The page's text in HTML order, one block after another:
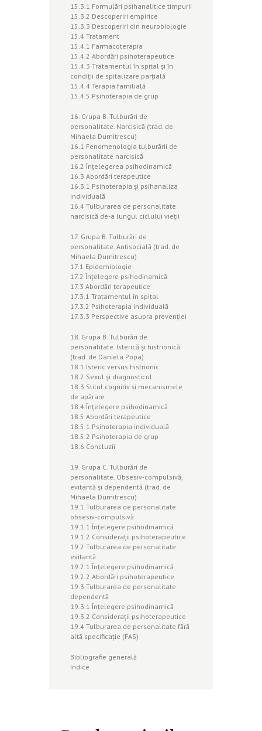
15.3.1 Formulări psihanalitice timpurii
15.3.2 Descoperiri empirice
15.3.3 Descoperiri din neurobiologie
15.4 Tratament
15.4.1 Farmacoterapia
15.4.2 Abordări psihoterapeutice
15.4.3 Tratamentul în spital şi în
condiţii de spitalizare parţială
15.4.4 Terapia familială
15.4.5 Psihoterapia de grup
16. Grupa B. Tulburări de
personalitate. Narcisică (trad. de
Mihaela Dumitrescu)
16.1 Fenomenologia tulburării de
personalitate narcisică
16.2 Înţelegerea psihodinamică
16.3 Abordări terapeutice
16.3.1 Psihoterapia şi psihanaliza
individuală
16.4 Tulburarea de personalitate
narcisică de-a lungul ciclului vieţii
17. Grupa B. Tulburări de
personalitate. Antisocială (trad. de
Mihaela Dumitrescu)
17.1 Epidemiologie
17.2 Înţelegere psihodinamică
17.3 Abordări terapeutice
17.3.1 Tratamentul în spital
17.3.2 Psihoterapia individuală
17.3.3 Perspective asupra prevenţiei
18. Grupa B. Tulburări de
personalitate. Isterică şi histrionică
(trad. de Daniela Popa)
18.1 Isteric versus histrionic
18.2 Sexul şi diagnosticul
18.3 Stilul cognitiv şi mecanismele
de apărare
18.4 Înţelegere psihodinamică
18.5 Abordări terapeutice
18.5.1 Psihoterapia individuală
18.5.2 Psihoterapia de grup
18.6 Concluzii
19. Grupa C. Tulburări de
personalitate. Obsesiv-compulsivă,
evitantă şi dependentă (trad. de
Mihaela Dumitrescu)
19.1 Tulburarea de personalitate
obsesiv-compulsivă
19.1.1 Înţelegere psihodinamică
19.1.2 Consideraţii psihoterapeutice
19.2 Tulburarea de personalitate
evitantă
19.2.1 Înţelegere psihodinamică
19.2.2 Abordări psihoterapeutice
19.3 Tulburarea de personalitate
dependentă
19.3.1 Înţelegere psihodinamică
19.3.2 Consideraţii psihoterapeutice
19.4 Tulburarea de personalitate fără
altă specificaţie (FAS)
Bibliografie generală
Indice